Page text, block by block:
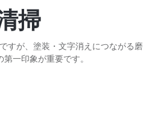
掃
すが、塗装・文字消えにつながる磨
一印象が重要です。